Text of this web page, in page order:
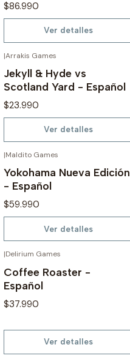
$86.990
Ver detalles
|Arrakis Games
Jekyll & Hyde vs
Scotland Yard - Español
$23.990
Ver detalles
|Maldito Games
Yokohama Nueva Edición
- Español
$59.990
Ver detalles
|Delirium Games
Coffee Roaster -
Español
$37.990
Ver detalles